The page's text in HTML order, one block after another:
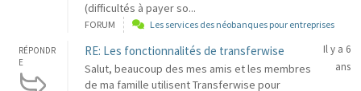
(difficultés à payer so...
FORUM Les services des néobanques pour entreprises
RÉPONDR
E
RE: Les fonctionnalités de transferwise
Salut, beaucoup des mes amis et les membres
de ma famille utilisent Transferwise pour
Il y a 6
ans